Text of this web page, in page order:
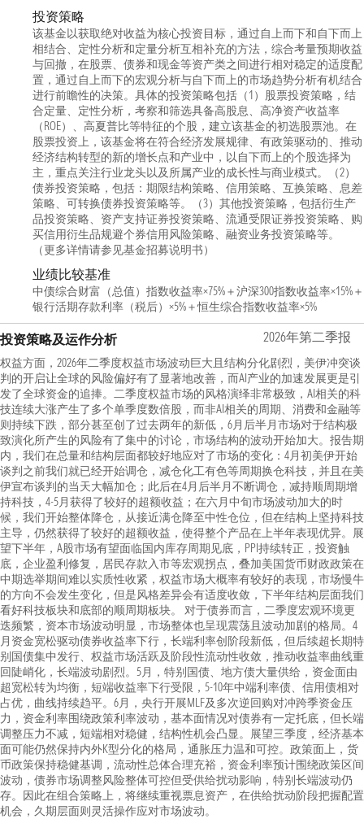
投资策略
该基金以获取绝对收益为核心投资目标，通过自上而下和自下而上
相结合、定性分析和定量分析互相补充的方法，综合考量预期收益
与回撤，在股票、债券和现金等资产类之间进行相对稳定的适度配
置，通过自上而下的宏观分析与自下而上的市场趋势分析有机结合
进行前瞻性的决策。具体的投资策略包括（1）股票投资策略，结
合定量、定性分析，考察和筛选具备高股息、高净资产收益率
（ROE）、高夏普比等特征的个股，建立该基金的初选股票池。在
股票投资上，该基金将在符合经济发展规律、有政策驱动的、推动
经济结构转型的新的增长点和产业中，以自下而上的个股选择为
主，重点关注行业龙头以及所属产业的成长性与商业模式。（2）
债券投资策略，包括：期限结构策略、信用策略、互换策略、息差
策略、可转换债券投资策略等。（3）其他投资策略，包括衍生产
品投资策略、资产支持证券投资策略、流通受限证券投资策略、购
买信用衍生品规避个券信用风险策略、融资业务投资策略等。
（更多详情请参见基金招募说明书）
业绩比较基准
中债综合财富（总值）指数收益率×75%＋沪深300指数收益率×15%＋
银行活期存款利率（税后）×5%＋恒生综合指数收益率×5%
投资策略及运作分析 2026年第二季报
权益方面，2026年二季度权益市场波动巨大且结构分化剧烈，美伊冲突谈
判的开启让全球的风险偏好有了显著地改善，而AI产业的加速发展更是引
发了全球资金的追捧。二季度权益市场的风格演绎非常极致，AI相关的科
技连续大涨产生了多个单季度数倍股，而非AI相关的周期、消费和金融等
则持续下跌，部分甚至创了过去两年的新低，6月后半月市场对于结构极
致演化所产生的风险有了集中的讨论，市场结构的波动开始加大。报告期
内，我们在总量和结构层面都较好地应对了市场的变化：4月初美伊开始
谈判之前我们就已经开始调仓，减仓化工有色等周期换仓科技，并且在美
伊宣布谈判的当天大幅加仓；此后在4月后半月不断调仓，减持顺周期增
持科技，4-5月获得了较好的超额收益；在六月中旬市场波动加大的时
候，我们开始整体降仓，从接近满仓降至中性仓位，但在结构上坚持科技
主导，仍然获得了较好的超额收益，使得整个产品在上半年表现优异。展
望下半年，A股市场有望面临国内库存周期见底，PPI持续转正，投资触
底，企业盈利修复，居民存款入市等宏观拐点，叠加美国货币财政政策在
中期选举期间难以实质性收紧，权益市场大概率有较好的表现，市场慢牛
的方向不会发生变化，但是风格差异会有适度收敛，下半年结构层面我们
看好科技板块和底部的顺周期板块。 对于债券而言，二季度宏观环境更
迭频繁，资本市场波动明显，市场整体也呈现震荡且波动加剧的格局。4
月资金宽松驱动债券收益率下行，长端利率创阶段新低，但后续超长期特
别国债集中发行、权益市场活跃及阶段性流动性收敛，推动收益率曲线重
回陡峭化，长端波动剧烈。5月，特别国债、地方债大量供给，资金面由
超宽松转为均衡，短端收益率下行受限，5-10年中端利率债、信用债相对
占优，曲线持续趋平。6月，央行开展MLF及多次逆回购对冲跨季资金压
力，资金利率围绕政策利率波动，基本面情况对债券有一定托底，但长端
调整压力不减，短端相对稳健，结构性机会凸显。展望三季度，经济基本
面可能仍然保持内外K型分化的格局，通胀压力温和可控。政策面上，货
币政策保持稳健基调，流动性总体合理充裕，资金利率预计围绕政策区间
波动，债券市场调整风险整体可控但受供给扰动影响，特别长端波动仍
存。因此在组合策略上，将继续重视票息资产，在供给扰动阶段把握配置
机会，久期层面则灵活操作应对市场波动。